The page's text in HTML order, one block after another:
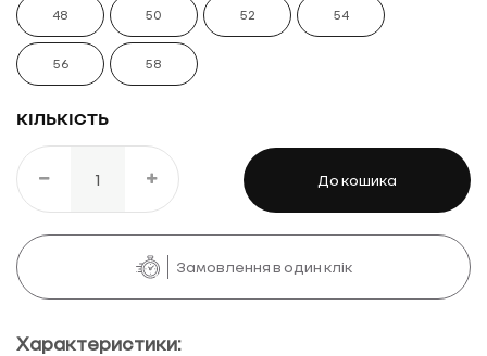
48 50 52 54
56 58
КІЛЬКІСТЬ
До кошика
Замовлення в один клік
Характеристики: